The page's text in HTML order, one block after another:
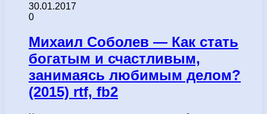
30.01.2017
0
Михаил Соболев — Как стать
богатым и счастливым,
занимаясь любимым делом?
(2015) rtf, fb2